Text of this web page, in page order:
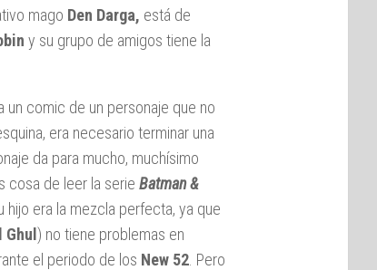
mago Den Darga, está de
y su grupo de amigos tiene la
un comic de un personaje que no
era necesario terminar una
da para mucho, muchísimo
cosa de leer la serie Batman &
hijo era la mezcla perfecta, ya que
Ghul) no tiene problemas en
el periodo de los New 52 . Pero